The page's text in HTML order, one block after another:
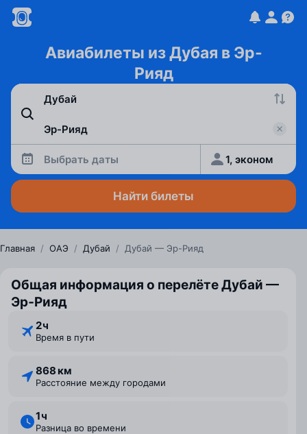
Авиабилеты из Дубая в Эр-
Рияд
Выбрать даты 1, эконом
Найти билеты
Главная / ОАЭ / Дубай / Дубай — Эр-Рияд
Общая информация о перелёте Дубай —
Эр‑Рияд
2 ⁠ч
Время в пути
868 км
Расстояние между городами
1 ⁠ч
Разница во времени